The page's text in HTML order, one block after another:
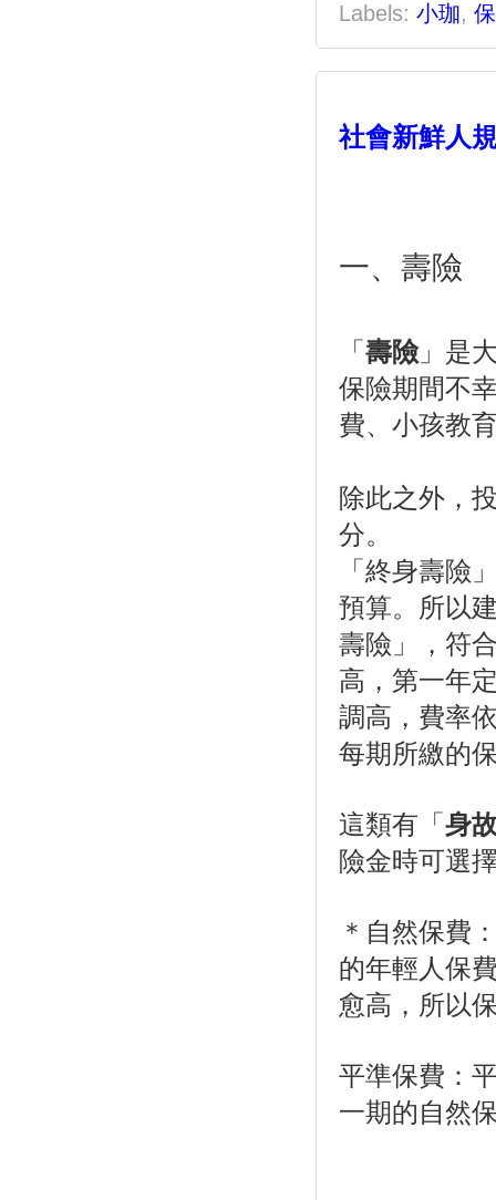
Labels: 小珈,
社會新鮮人
一、壽險
「壽險」是
保險期間不
費、小孩教
除此之外，
分。
「終身壽險
預算。所以
壽險」，符
高，第一年
調高，費率
每期所繳的
這類有「身
險金時可選
＊自然保費
的年輕人保
愈高，所以
平準保費：
一期的自然